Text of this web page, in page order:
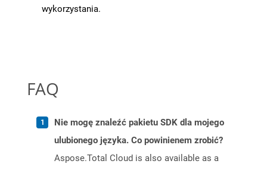
wykorzystania.
FAQ
Nie mogę znaleźć pakietu SDK dla mojego
ulubionego języka. Co powinienem zrobić?
Aspose.Total Cloud is also available as a